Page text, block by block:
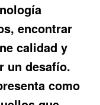
encontrar
calidad y
un desafío.
como